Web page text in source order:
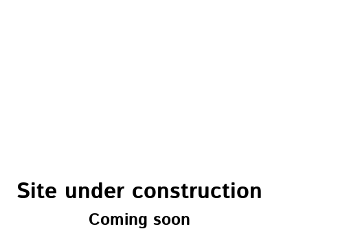
Site under construction
Coming soon